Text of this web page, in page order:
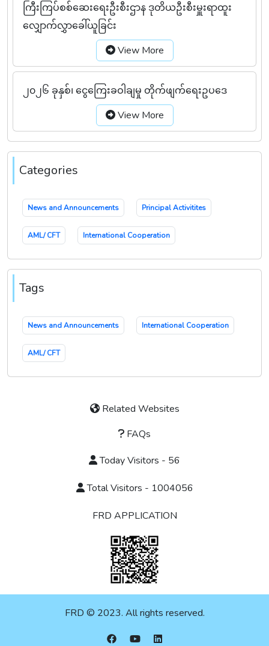
ကြီးကြပ်စစ်ဆေးရေးဦးစီးဌာန ဒုတိယဦးစီးမှူးရာထူး
လျှောက်လွှာခေါ်ယူခြင်း
View More
၂၀၂၆ ခုနှစ်၊ ငွေကြေးခဝါချမှု တိုက်ဖျက်ရေးဥပဒေ
View More
Categories
News and Announcements Principal Activitites
AML/ CFT International Cooperation
Tags
News and Announcements International Cooperation
AML/ CFT
Related Websites
FAQs
Today Visitors - 56
Total Visitors - 1004056
FRD APPLICATION
FRD © 2023. All rights reserved.